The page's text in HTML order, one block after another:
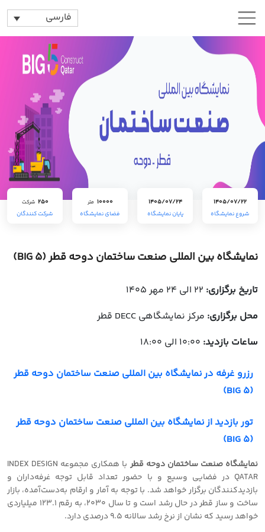
فارسی
1405/07/22
شروع نمایشگاه
1405/07/24
پایان نمایشگاه
10000 متر
فضای نمایشگاه
250 شرکت
شرکت کنندگان
نمایشگاه بین المللی صنعت ساختمان دوحه قطر (BIG 5)
تاریخ برگزاری: 22 الی 24 مهر 1405
محل برگزاری: مرکز نمایشگاهی DECC قطر
ساعات بازدید: 10:00 الی 18:00
رزرو غرفه در نمایشگاه بین المللی صنعت ساختمان دوحه قطر
(BIG 5)
تور بازدید از نمایشگاه بین المللی صنعت ساختمان دوحه قطر
(BIG 5)
نمایشگاه صنعت ساختمان دوحه قطر
با همکاری مجموعه INDEX DESIGN
QATAR در فضایی وسیع و با حضور تعداد قابل توجه غرفه‌داران و
بازدیدکنندگان برگزار خواهد شد. با توجه به آمار و ارقام به‌دست‌آمده، بازار
ساخت و ساز قطر در حال رشد است و تا سال ۲۰۳۰، به رقم ۱۲۳.۱ میلیاردی
خواهد رسید که نشان از نرخ رشد سالانه ۹.۵ درصدی دارد.